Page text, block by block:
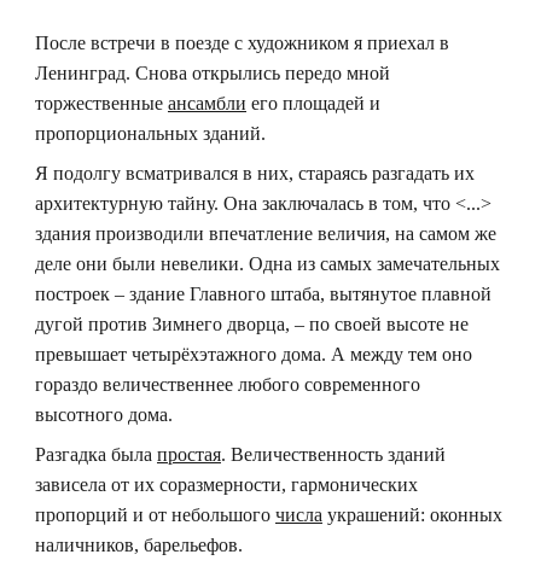
После встречи в поезде с художником я приехал в
Ленинград. Снова открылись передо мной
торжественные ансамбли его площадей и
пропорциональных зданий.
Я подолгу всматривался в них, стараясь разгадать их
архитектурную тайну. Она заключалась в том, что <...>
здания производили впечатление величия, на самом же
деле они были невелики. Одна из самых замечательных
построек – здание Главного штаба, вытянутое плавной
дугой против Зимнего дворца, – по своей высоте не
превышает четырёхэтажного дома. А между тем оно
гораздо величественнее любого современного
высотного дома.
Разгадка была простая. Величественность зданий
зависела от их соразмерности, гармонических
пропорций и от небольшого числа украшений: оконных
наличников, барельефов.